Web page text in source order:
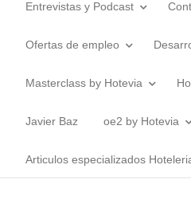
Entrevistas y Podcast
Ofertas de empleo
Masterclass by Hotevia
Javier Baz oe2 by Hotevia
Articulos especializados